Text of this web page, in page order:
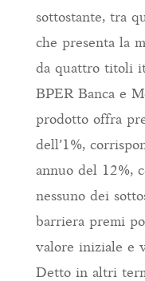
sottostante, tra
che presenta la
da quattro titoli
BPER Banca e
prodotto offra
dell’1%,
annuo del 12%,
nessuno dei
barriera premi
valore iniziale e
Detto in altri